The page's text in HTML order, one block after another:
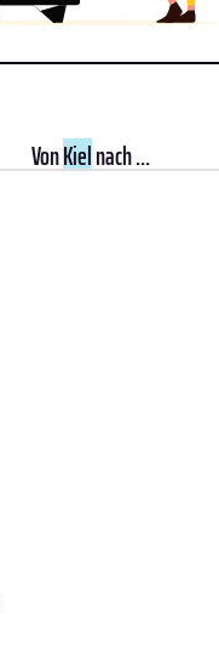
VonKielnach ...